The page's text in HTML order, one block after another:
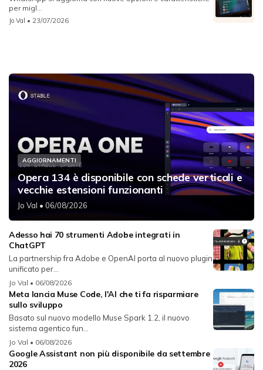
per migl...
Jo Val • 23/07/2026
AGGIORNAMENTI
Opera 134 è disponibile con schede verticali e
vecchie estensioni funzionanti
Jo Val • 06/08/2026
Adesso hai 70 strumenti Adobe integrati in
ChatGPT
La partnership fra Adobe e OpenAI porta al nuovo plugin
unificato per...
Jo Val • 06/08/2026
Meta lancia Muse Code, l'AI che ti fa risparmiare
sullo sviluppo
Basato sul nuovo modello Muse Spark 1.2, il nuovo
sistema agentico fun...
Jo Val • 06/08/2026
Google Assistant non più disponibile da settembre
2026